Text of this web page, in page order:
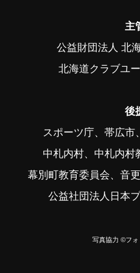
主
公益財団法人 北
北海道クラブユ
後
スポーツ庁、帯広市
中札内村、中札内村
幕別町教育委員会、音
公益社団法人日本
写真協力 ©フォ